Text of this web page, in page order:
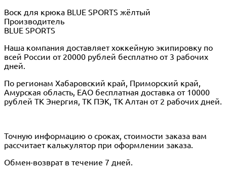
Воск для крюка BLUE SPORTS жёлтый
Производитель
BLUE SPORTS
Наша компания доставляет хоккейную экипировку по
всей России от 20000 рублей бесплатно от 3 рабочих
дней.
По регионам Хабаровский край, Приморский край,
Амурская область, ЕАО бесплатная доставка от 10000
рублей ТК Энергия, ТК ПЭК, ТК Алтан от 2 рабочих дней.
Точную информацию о сроках, стоимости заказа вам
рассчитает калькулятор при оформлении заказа.
Обмен-возврат в течение 7 дней.